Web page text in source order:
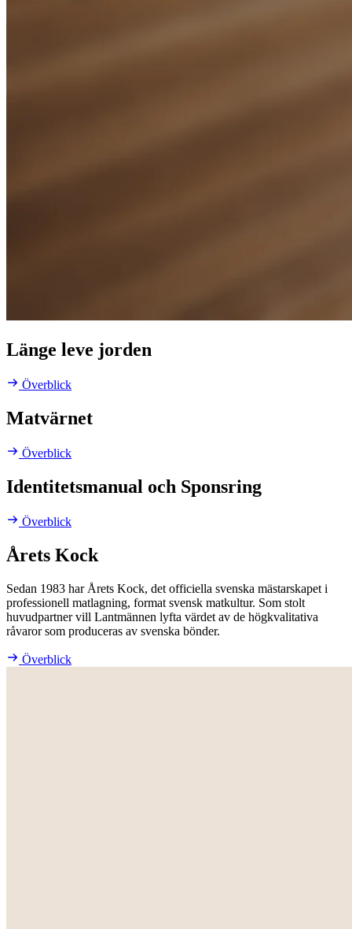
Länge leve jorden
Överblick
Matvärnet
Överblick
Identitetsmanual och Sponsring
Överblick
Årets Kock
Sedan 1983 har Årets Kock, det officiella svenska mästarskapet i
professionell matlagning, format svensk matkultur. Som stolt
huvudpartner vill Lantmännen lyfta värdet av de högkvalitativa
råvaror som produceras av svenska bönder.
Överblick